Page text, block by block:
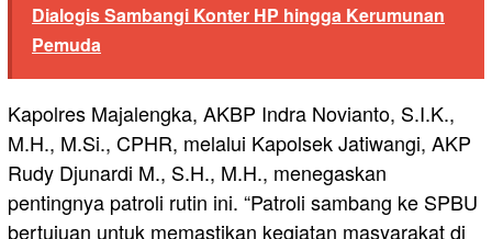
Dialogis Sambangi Konter HP hingga Kerumunan
Pemuda
Kapolres Majalengka, AKBP Indra Novianto, S.I.K.,
M.H., M.Si., CPHR, melalui Kapolsek Jatiwangi, AKP
Rudy Djunardi M., S.H., M.H., menegaskan
pentingnya patroli rutin ini. “Patroli sambang ke SPBU
bertujuan untuk memastikan kegiatan masyarakat di